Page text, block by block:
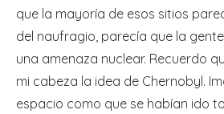
que la mayoría de esos sitios
del naufragio, parecía que la
una amenaza nuclear. Recuerdo
mi cabeza la idea de Chernobyl.
espacio como que se habían ido